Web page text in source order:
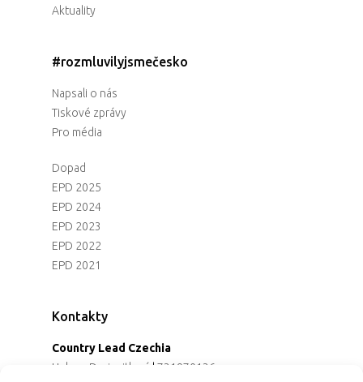
Aktuality
#rozmluvilyjsmečesko
Napsali o nás
Tiskové zprávy
Pro média
Dopad
EPD 2025
EPD 2024
EPD 2023
EPD 2022
EPD 2021
Kontakty
Country Lead Czechia
Helena Dreiseitlová | 731970136